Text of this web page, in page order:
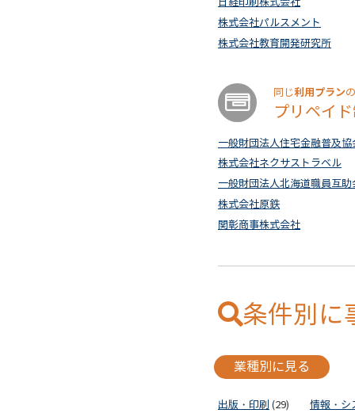
株式会社パルスメント
株式会社教育開発研究所
同じ利用プラン
プリペイ
一般財団法人住宅金融普及協
株式会社ネクサストラベル
一般財団法人北海道職員互助
株式会社原鉄
関彰商事株式会社
条件別に
業種別に見る
出版・印刷 (29) 情報・シ